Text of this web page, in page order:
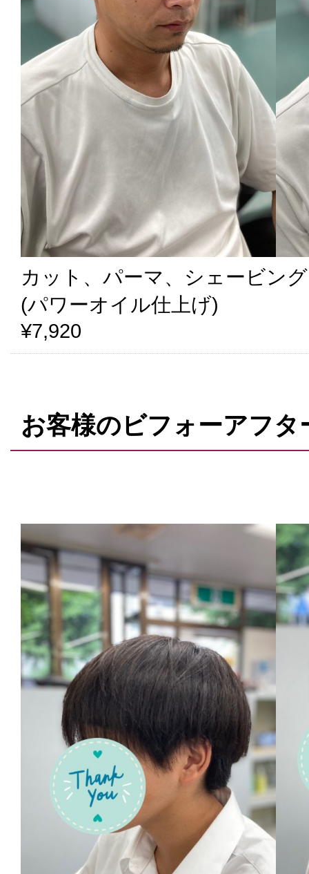
カット、パーマ、シェービン
(パワーオイル仕上げ)
¥7,920
お客様のビフォーアフタ